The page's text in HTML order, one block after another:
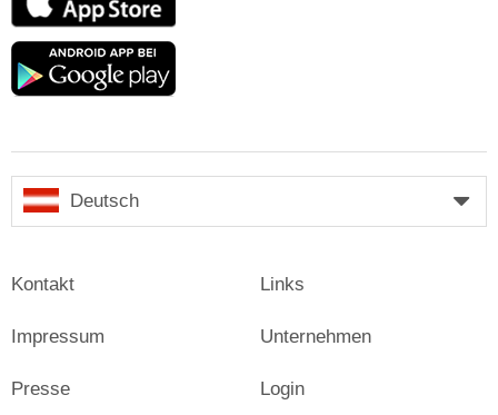
Store
Google
Deutsch
Kontakt
Impressum
Presse
Links
Unternehmen
Login